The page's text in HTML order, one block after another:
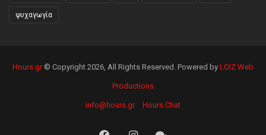
ψυχαγωγία
Hours.gr© Copyright 2026, All Rights Reserved. Powered by LOIZ Web
Productions
info@hours.gr Hours Chat